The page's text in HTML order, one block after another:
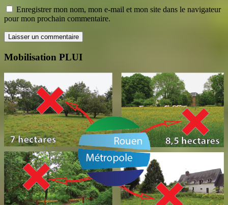
Enregistrer mon nom, mon e-mail et mon site dans le navigateur
pour mon prochain commentaire.
Mobilisation PLUI